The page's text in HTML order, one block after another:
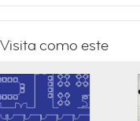
como este